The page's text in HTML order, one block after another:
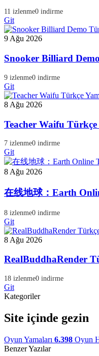
11 izlenme0 indirme
Git
9 Ağu 2026
Snooker Billiard
9 izlenme0 indirme
Git
8 Ağu 2026
Teacher Waifu Türkçe
7 izlenme0 indirme
Git
8 Ağu 2026
在线地球：Earth
8 izlenme0 indirme
Git
8 Ağu 2026
RealBuddhaRender
18 izlenme0 indirme
Git
Kategoriler
Site içinde gezin
Oyun Yamaları 6.398 Oyun
Benzer Yazılar